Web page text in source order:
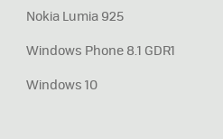
Nokia Lumia 925
Windows Phone 8.1 GDR1
Windows 10